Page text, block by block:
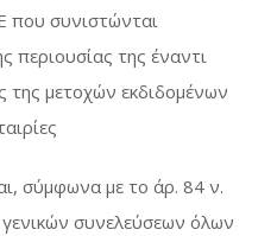
που συνιστώνται
περιουσίας της έναντι
μετοχών εκδιδομένων
σύμφωνα με το άρ. 84 ν.
συνελεύσεων όλων